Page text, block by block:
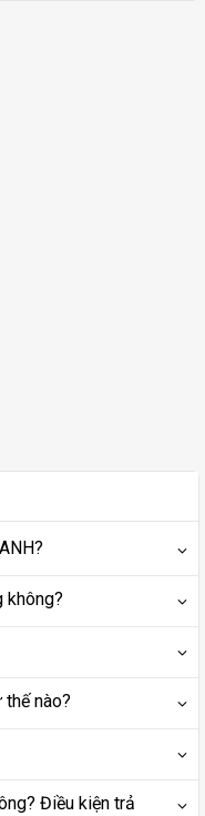
không?
nào?
Điều kiện trả